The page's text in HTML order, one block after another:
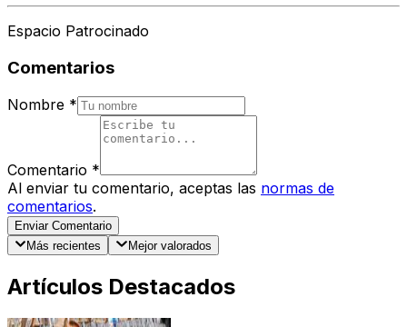
Espacio Patrocinado
Comentarios
Nombre *
Comentario *
Al enviar tu comentario, aceptas las normas de
comentarios.
Enviar Comentario
Más recientes
Mejor valorados
Artículos Destacados